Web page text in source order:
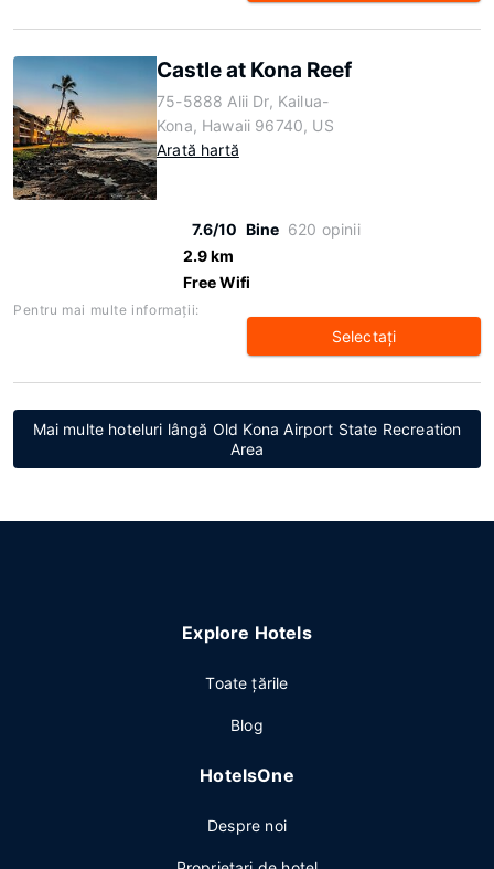
Castle at Kona Reef
75-5888 Alii Dr, Kailua-
Kona, Hawaii 96740, US
Arată hartă
7.6/10 Bine 620 opinii
2.9 km
Free Wifi
Pentru mai multe informaţii:
Selectaţi
Mai multe hoteluri lângă Old Kona Airport State Recreation
Area
Explore Hotels
Toate ţările
Blog
HotelsOne
Despre noi